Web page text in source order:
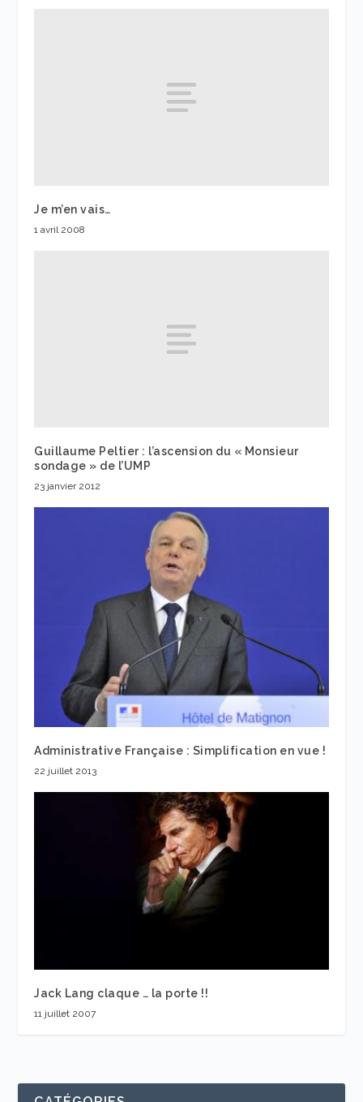
Je m’en vais…
1 avril 2008
Guillaume Peltier : l’ascension du « Monsieur
sondage » de l’UMP
23 janvier 2012
Administrative Française : Simplification en vue !
22 juillet 2013
Jack Lang claque … la porte !!
11 juillet 2007